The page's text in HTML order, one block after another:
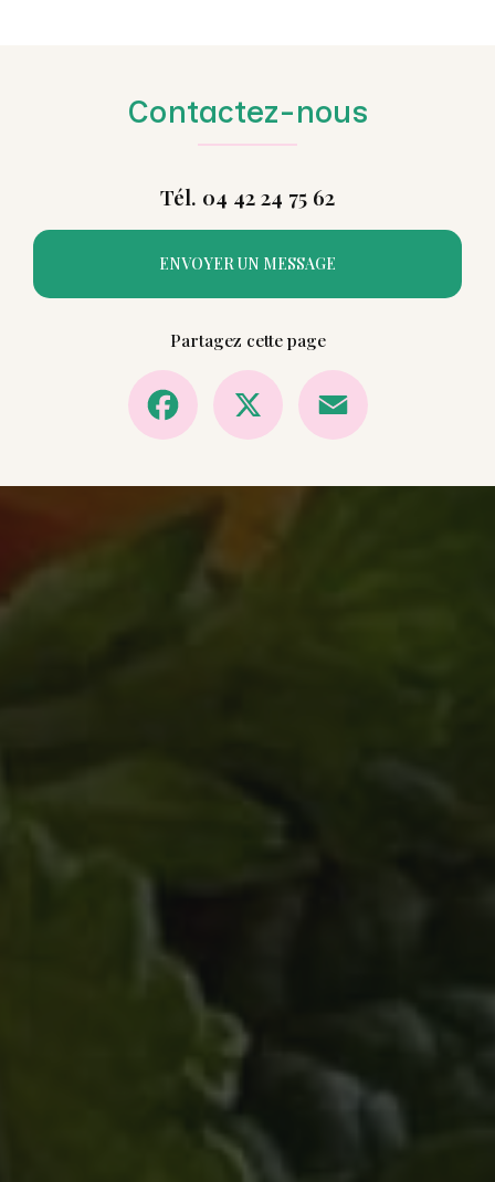
Contactez-nous
Tél. 04 42 24 75 62
ENVOYER UN MESSAGE
Partagez cette page
Facebook